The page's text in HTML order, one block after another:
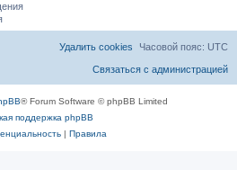
Часовой пояс: UTC
Удалить cookies
Связаться с администрацией
® Forum Software © phpBB Limited
поддержка phpBB
| Правила